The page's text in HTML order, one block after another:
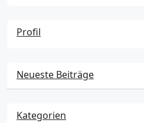
Profil
Neueste Beiträge
Kategorien